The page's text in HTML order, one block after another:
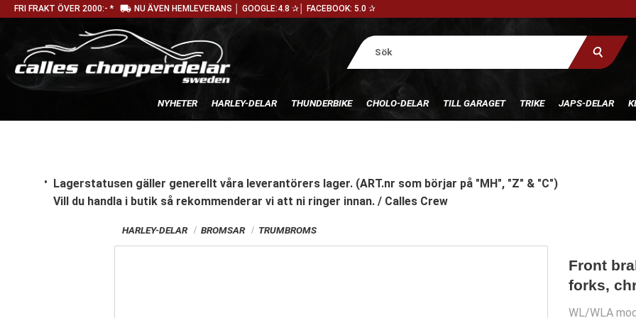
FRI FRAKT ÖVER 2000:- * local_shipping NU ÄVEN HEMLEVERANS │ GOOGLE:4.8 ✰│ FACEBOOK: 5.0 ✰
NYHETER HARLEY-DELAR THUNDERBIKE CHOLO-DELAR TILL GARAGET TRIKE JAPS-DELAR
Lagerstatusen gäller generellt våra leverantörers lager. (ART.nr som börjar på "MH", "Z" & "C")
Vill du handla i butik så rekommenderar vi att ni ringer innan. / Calles Crew
HARLEY-DELAR BROMSAR TRUMBROMS
Front
forks,
WL/WLA